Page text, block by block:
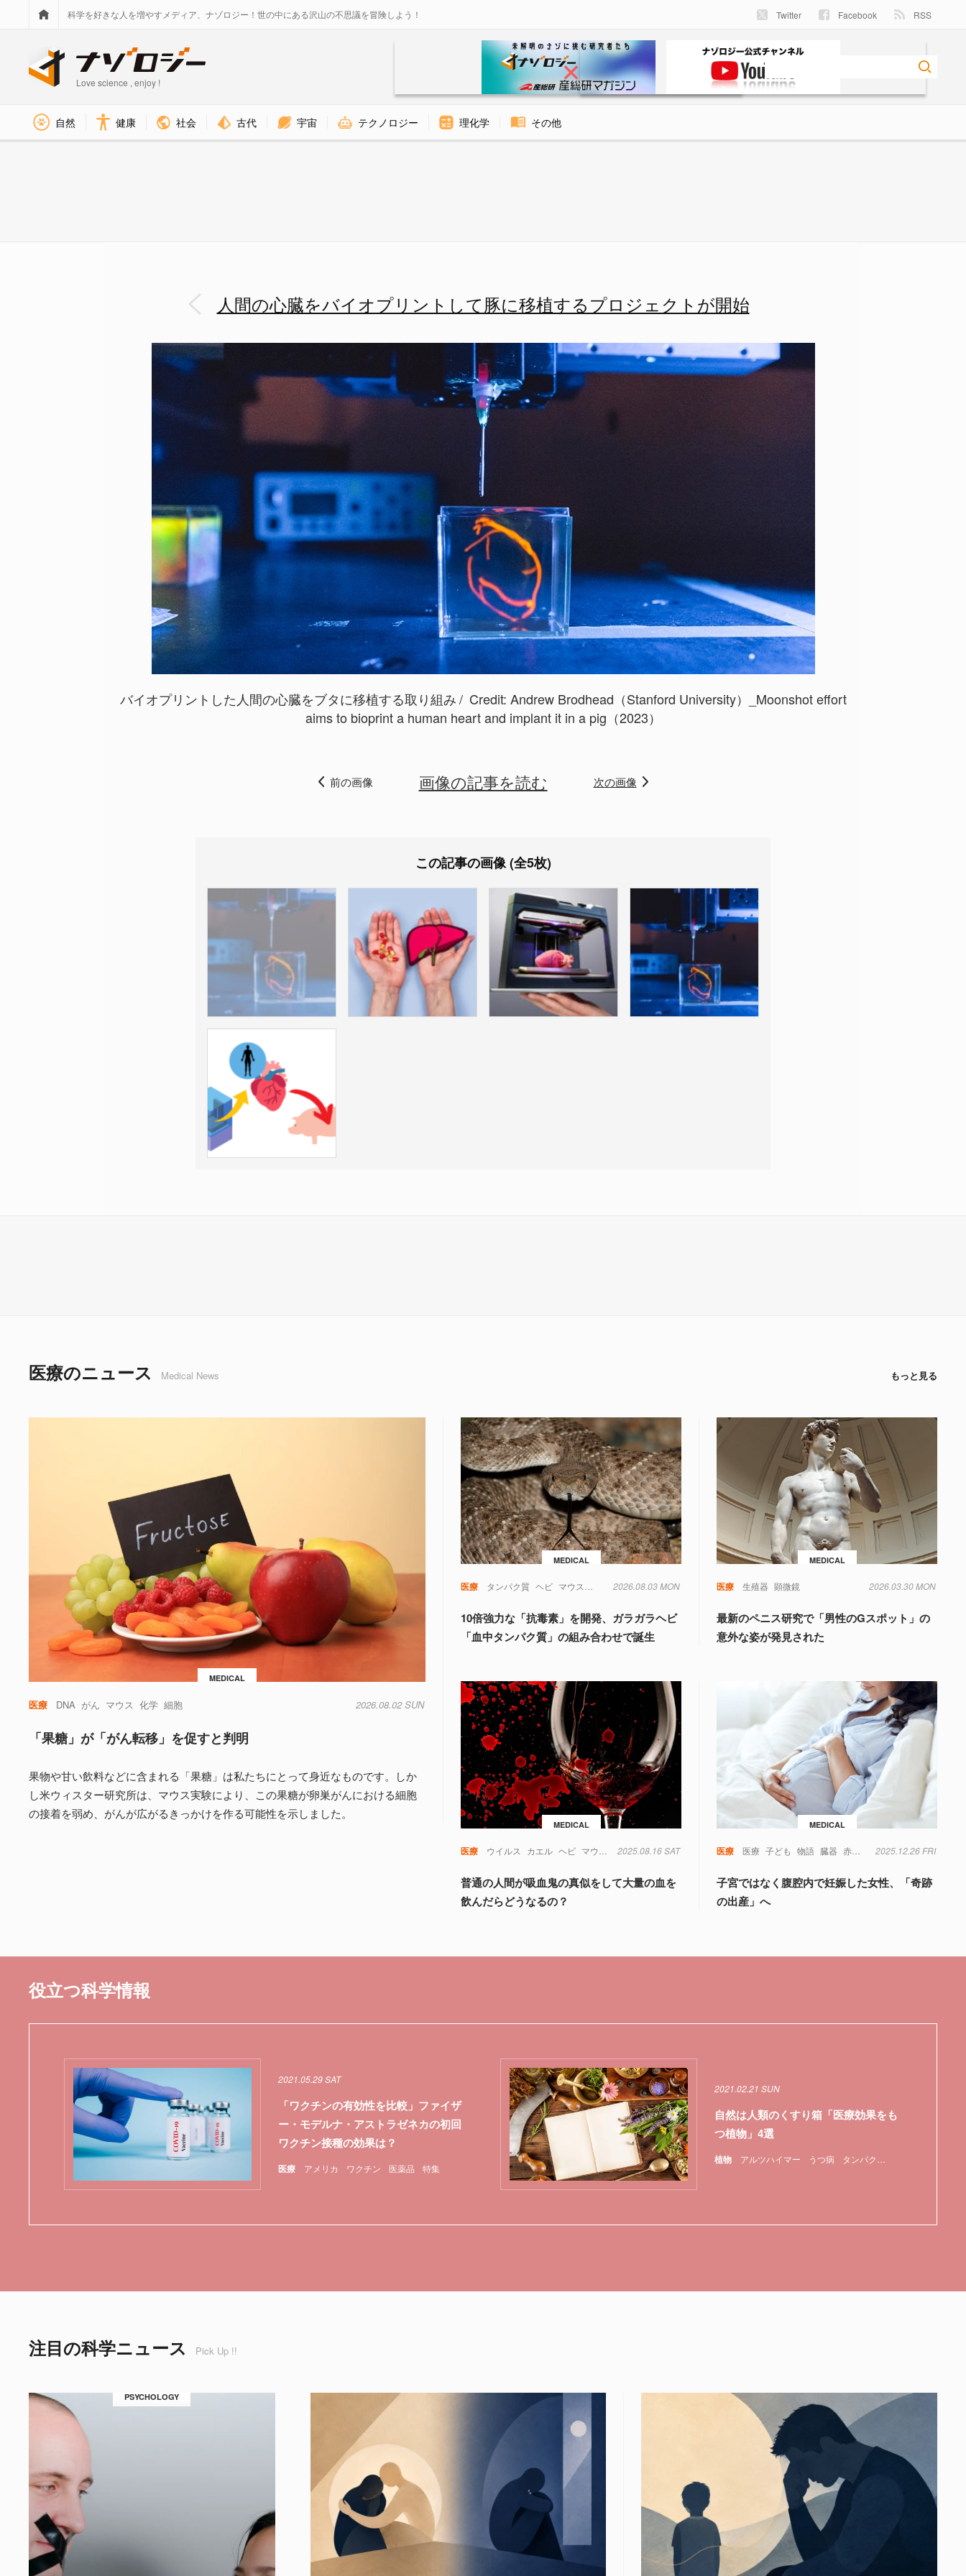
科学を好きな人を増やすメディア、ナゾロジー！世の中にある沢山の不思議を冒険しよう！ Twitter Facebook RSS
Love science , enjoy !
自然 健康 社会 古代 宇宙 テクノロジー 理化学 その他
人間の心臓をバイオプリントして豚に移植するプロジェクトが開始
バイオプリントした人間の心臓をブタに移植する取り組み Credit: Andrew Brodhead（Stanford University）_Moonshot effort
aims to bioprint a human heart and implant it in a pig（2023）
前の画像 画像の記事を読む 次の画像
この記事の画像 (全5枚)
医療のニュース Medical News もっと見る
MEDICAL
医療 DNA がん マウス 化学 細胞 2026.08.02 SUN
「果糖」が「がん転移」を促すと判明
果物や甘い飲料などに含まれる「果糖」は私たちにとって身近なものです。しか
し米ウィスター研究所は、マウス実験により、この果糖が卵巣がんにおける細胞
の接着を弱め、がんが広がるきっかけを作る可能性を示しました。
MEDICAL
医療 タンパク質 ヘビ マウス 実験 毒 遺伝子
2026.08.03 MON
10倍強力な「抗毒素」を開発、ガラガラヘビ
「血中タンパク質」の組み合わせで誕生
MEDICAL
医療 生殖器 顕微鏡 2026.03.30 MON
最新のペニス研究で「男性のGスポット」の
意外な姿が発見された
MEDICAL
医療 ウイルス カエル ヘビ マウス 免疫 毒 糖尿病 遺伝子
2025.08.16 SAT
普通の人間が吸血鬼の真似をして大量の血を
飲んだらどうなるの？
MEDICAL
医療 医療 子ども 物語 臓器 赤ちゃん 2025.12.26 FRI
子宮ではなく腹腔内で妊娠した女性、「奇跡
の出産」へ
役立つ科学情報
医療 アメリカ ワクチン 医薬品 特集
2021.05.29 SAT
「ワクチンの有効性を比較」ファイザ
ー・モデルナ・アストラゼネカの初回
ワクチン接種の効果は？
植物 アルツハイマー うつ病 タンパク質
2021.02.21 SUN
自然は人類のくすり箱「医療効果をも
つ植物」4選
注目の科学ニュース Pick Up !!
PSYCHOLOGY